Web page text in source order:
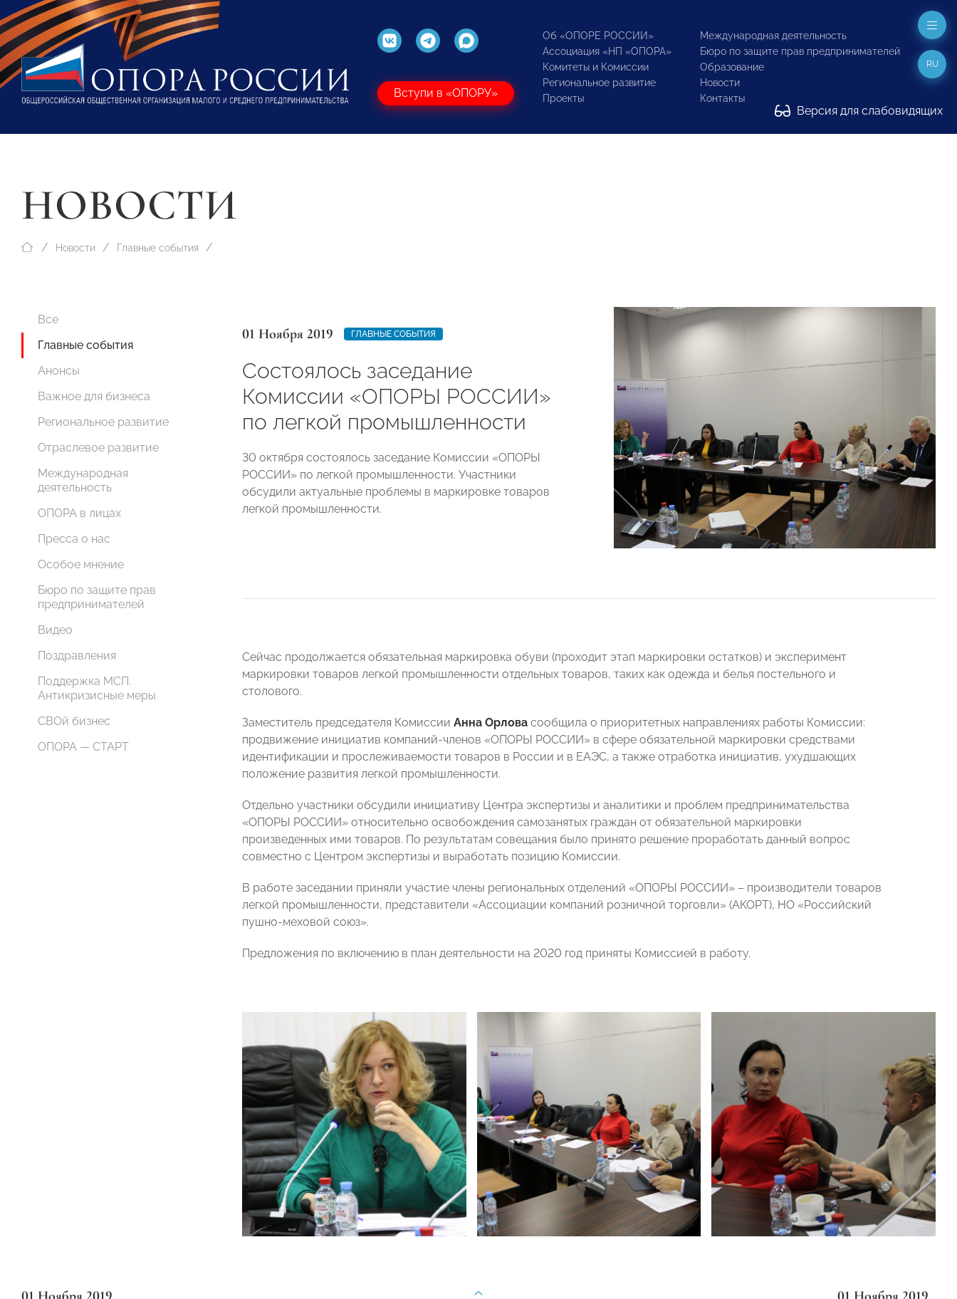
Вступи в «ОПОРУ»
Об «ОПОРЕ РОССИИ»
Ассоциация «НП «ОПОРА»
Комитеты и Комиссии
Региональное развитие
Проекты
Международная деятельность
Бюро по защите прав предпринимателей
Образование
Новости
Контакты
Версия для слабовидящих
RU
НОВОСТИ
Новости Главные события
Все
Главные события
Анонсы
Важное для бизнеса
Региональное развитие
Отраслевое развитие
Международная
деятельность
ОПОРА в лицах
Пресса о нас
Особое мнение
Бюро по защите прав
предпринимателей
Видео
Поздравления
Поддержка МСП.
Антикризисные меры
СВОй бизнес
ОПОРА — СТАРТ
01 Ноября 2019 ГЛАВНЫЕ СОБЫТИЯ
Состоялось заседание
Комиссии «ОПОРЫ РОССИИ»
по легкой промышленности
30 октября состоялось заседание Комиссии «ОПОРЫ
РОССИИ» по легкой промышленности. Участники
обсудили актуальные проблемы в маркировке товаров
легкой промышленности.
Сейчас продолжается обязательная маркировка обуви (проходит этап маркировки остатков) и эксперимент
маркировки товаров легкой промышленности отдельных товаров, таких как одежда и белья постельного и
столового.
Заместитель председателя Комиссии Анна Орлова сообщила о приоритетных направлениях работы Комиссии:
продвижение инициатив компаний-членов «ОПОРЫ РОССИИ» в сфере обязательной маркировки средствами
идентификации и прослеживаемости товаров в России и в ЕАЭС, а также отработка инициатив, ухудшающих
положение развития легкой промышленности.
Отдельно участники обсудили инициативу Центра экспертизы и аналитики и проблем предпринимательства
«ОПОРЫ РОССИИ» относительно освобождения самозанятых граждан от обязательной маркировки
произведенных ими товаров. По результатам совещания было принято решение проработать данный вопрос
совместно с Центром экспертизы и выработать позицию Комиссии.
В работе заседании приняли участие члены региональных отделений «ОПОРЫ РОССИИ» – производители товаров
легкой промышленности, представители «Ассоциации компаний розничной торговли» (АКОРТ), НО «Российский
пушно-меховой союз».
Предложения по включению в план деятельности на 2020 год приняты Комиссией в работу.